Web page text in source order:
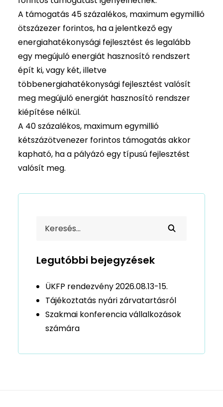
A támogatás 45 százalékos, maximum egymillió
ötszázezer forintos, ha a jelentkező egy
energiahatékonysági fejlesztést és legalább
egy megújuló energiát hasznosító rendszert
épít ki, vagy két, illetve
többenergiahatékonysági fejlesztést valósít
meg megújuló energiát hasznosító rendszer
kiépítése nélkül.
A 40 százalékos, maximum egymillió
kétszázötvenezer forintos támogatás akkor
kapható, ha a pályázó egy típusú fejlesztést
valósít meg.
Legutóbbi bejegyzések
ÜKFP rendezvény 2026.08.13-15.
Tájékoztatás nyári zárvatartásról
Szakmai konferencia vállalkozások
számára